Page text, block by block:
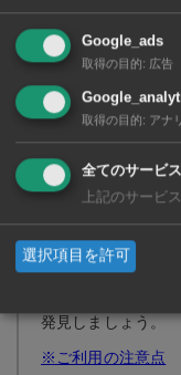
みんなのラン
ワイズにライン登
発見しましょう。
※ご利用の注意点
Google_ads
取得の目的: 広告
取得の目的: アナ
全てのサービ
上記のサービ
選択項目を許可